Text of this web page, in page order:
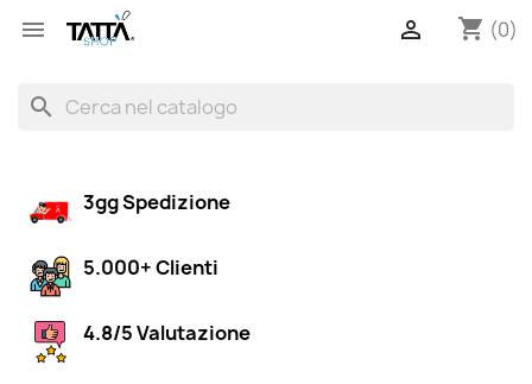
 shopping_cart (0)

search
3gg Spedizione
5.000+ Clienti
4.8/5 Valutazione